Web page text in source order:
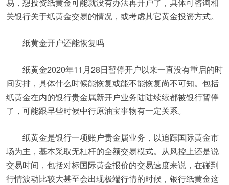
关银行关于纸黄金交易的情况，或考虑其它黄金投资方式。
纸黄金开户还能恢复吗
纸黄金2020年11月28日暂停开户以来一直没有重启的时
间安排，具体什么时候能恢复或能不能恢复尚不可知。包括
纸黄金在内的银行贵金属新开户业务陆陆续续都被银行暂停
了，可能跟早些时候中行原油宝事物有一定关系。
纸黄金是银行一项账户贵金属业务，以追踪国际黄金市
场为主，基本采取无杠杆的全额交易模式。从风控上还是说
交易时间，包括对标国际黄金报价的交易速度来说，在碰到
行情波动比较大甚至会出现极端行情的时候，银行纸黄金这